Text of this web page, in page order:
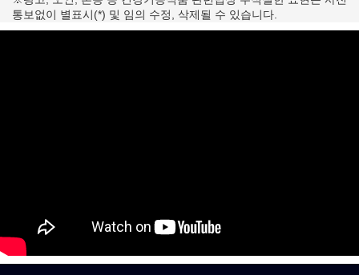
통보없이 별표시(*) 및 임의 수정, 삭제될 수 있습니다.